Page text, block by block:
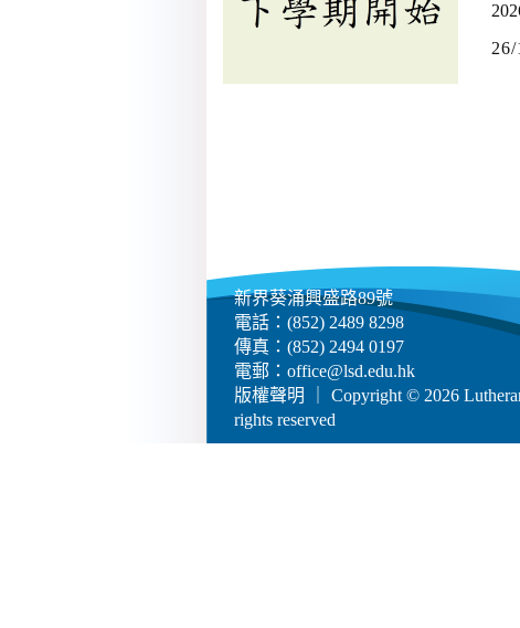
新界葵涌興盛路89號
電話：(852) 2489 8298
傳真：(852) 2494 0197
電郵： office@lsd.edu.hk
版權聲明
｜ Copyright © 2026
rights reserved